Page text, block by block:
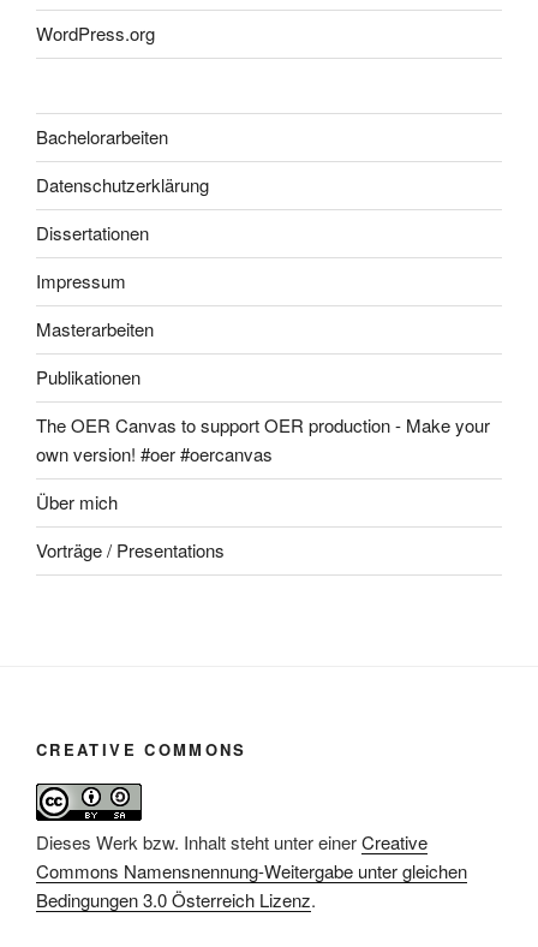
WordPress.org
Bachelorarbeiten
Datenschutzerklärung
Dissertationen
Impressum
Masterarbeiten
Publikationen
The OER Canvas to support OER production - Make your
own version! #oer #oercanvas
Über mich
Vorträge / Presentations
CREATIVE COMMONS
Dieses Werk bzw. Inhalt steht unter einerCreative
Commons Namensnennung-Weitergabe unter gleichen
Bedingungen 3.0 Österreich Lizenz.